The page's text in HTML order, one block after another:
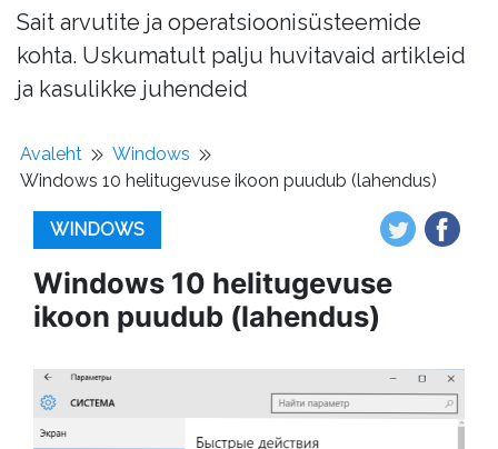
Sait arvutite ja operatsioonisüsteemide
kohta. Uskumatult palju huvitavaid artikleid
ja kasulikke juhendeid
Avaleht
Windows
Windows 10 helitugevuse ikoon puudub (lahendus)
WINDOWS
Windows 10 helitugevuse
ikoon puudub (lahendus)